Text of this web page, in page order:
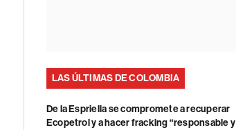
LAS ÚLTIMAS DE COLOMBIA
De la Espriella se compromete a recuperar
Ecopetrol y a hacer fracking “responsable y